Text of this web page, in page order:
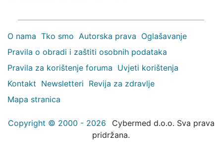
O nama Tko smo Autorska prava Oglašavanje
Pravila o obradi i zaštiti osobnih podataka
Pravila za korištenje foruma Uvjeti korištenja
Kontakt Newsletteri Revija za zdravlje
Mapa stranica
Copyright © 2000 - 2026
Cybermed d.o.o. Sva prava
pridržana.